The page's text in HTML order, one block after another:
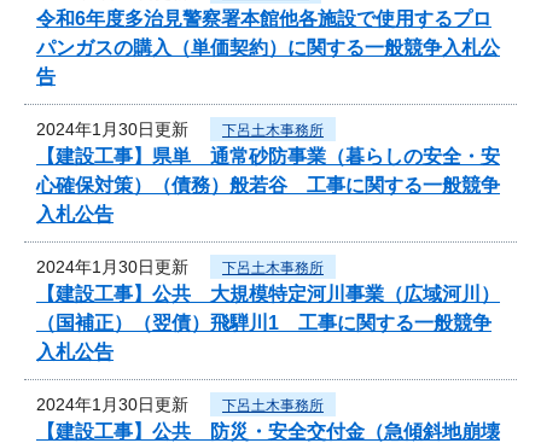
令和6年度多治見警察署本館他各施設で使用するプロ
パンガスの購入（単価契約）に関する一般競争入札公
告
2024年1月30日更新 下呂土木事務所
【建設工事】県単 通常砂防事業（暮らしの安全・安
心確保対策）（債務）般若谷 工事に関する一般競争
入札公告
2024年1月30日更新 下呂土木事務所
【建設工事】公共 大規模特定河川事業（広域河川）
（国補正）（翌債）飛騨川1 工事に関する一般競争
入札公告
2024年1月30日更新 下呂土木事務所
【建設工事】公共 防災・安全交付金（急傾斜地崩壊